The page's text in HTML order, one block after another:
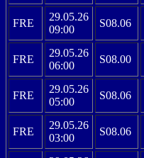
FRE
29.05.26
09:00
S08.06
FRE
29.05.26
06:00
S08.00
FRE
29.05.26
05:00
S08.06
FRE
29.05.26
03:00
S08.06